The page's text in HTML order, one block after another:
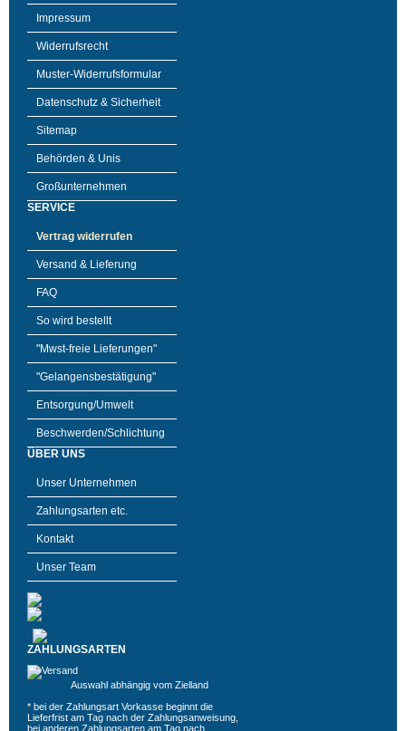
Impressum
Widerrufsrecht
Muster-Widerrufsformular
Datenschutz & Sicherheit
Sitemap
Behörden & Unis
Großunternehmen
SERVICE
Vertrag widerrufen
Versand & Lieferung
FAQ
So wird bestellt
"Mwst-freie Lieferungen"
"Gelangensbestätigung"
Entsorgung/Umwelt
Beschwerden/Schlichtung
ÜBER UNS
Unser Unternehmen
Zahlungsarten etc.
Kontakt
Unser Team
ZAHLUNGSARTEN
Auswahl abhängig vom Zielland
* bei der Zahlungsart Vorkasse beginnt die
Lieferfrist am Tag nach der Zahlungsanweisung,
bei anderen Zahlungsarten am Tag nach